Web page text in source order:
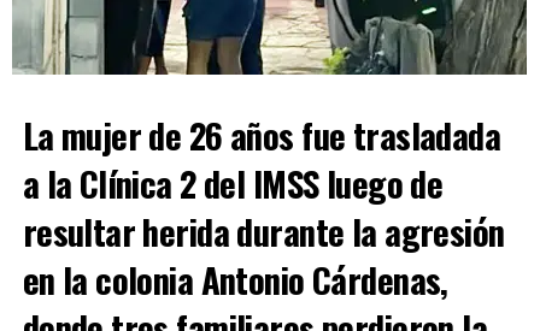
lesionado
. El presunto responsable manifestóasumir
los daños ocasionados tanto al vehículo afectado
como a la luminaria derribada, por lo queambas partes
unidades y la circulación fue reabierta.
La mujer de 26 años fue trasladada
a la Clínica 2 del IMSS luego de
resultar herida durante la agresión
en la colonia Antonio Cárdenas,